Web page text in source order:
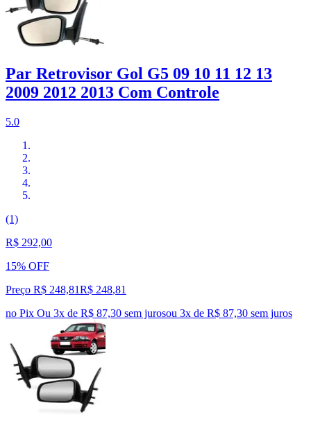
Par Retrovisor Gol G5 09 10 11 12 13
2009 2012 2013 Com Controle
5.0
(1)
R$ 292,00
15% OFF
Preço R$ 248,81R$ 248,81
no Pix Ou 3x de R$ 87,30 sem jurosou 3x de R$ 87,30 sem juros